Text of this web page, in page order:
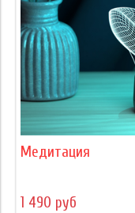
Медитация
1 490 руб